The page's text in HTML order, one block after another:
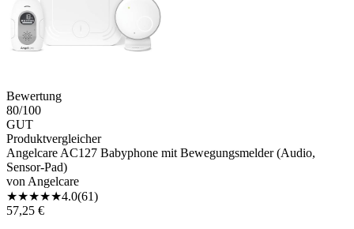
Bewertung
80/100
GUT
Produktvergleicher
Angelcare AC127 Babyphone mit Bewegungsmelder (Audio,
Sensor-Pad)
von Angelcare
★★★★★4.0(61)
57,25 €